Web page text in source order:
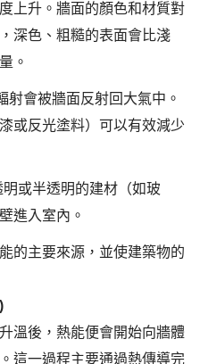
上升。牆面的顏色和材質對
深色、粗糙的表面會比淺
。
射會被牆面反射回大氣中。
或反光塗料）可以有效減少
明或半透明的建材（如玻
進入室內。
的主要來源，並使建築物的
溫後，熱能便會開始向牆體
這一過程主要通過熱傳導完